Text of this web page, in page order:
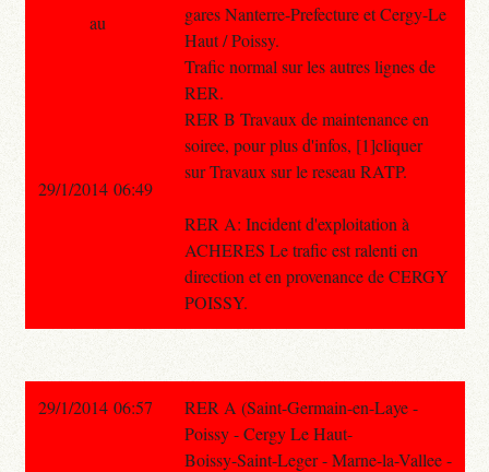
gares Nanterre-Prefecture et Cergy-Le
Haut / Poissy.
Trafic normal sur les autres lignes de
RER.
RER B Travaux de maintenance en
soiree, pour plus d'infos, [1]cliquer
sur Travaux sur le reseau RATP.
RER A: Incident d'exploitation à
ACHERES Le trafic est ralenti en
direction et en provenance de CERGY
POISSY.
au
29/1/2014 06:49
29/1/2014 06:57
RER A (Saint-Germain-en-Laye -
Poissy - Cergy Le Haut-
Boissy-Saint-Leger - Marne-la-Vallee -